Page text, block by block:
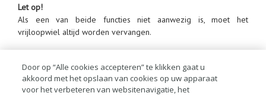
Let op!
Als een van beide functies niet aanwezig is, moet het
vrijloopwiel altijd worden vervangen.
Door op “Alle cookies accepteren” te klikken gaat u
akkoord met het opslaan van cookies op uw apparaat
voor het verbeteren van websitenavigatie, het